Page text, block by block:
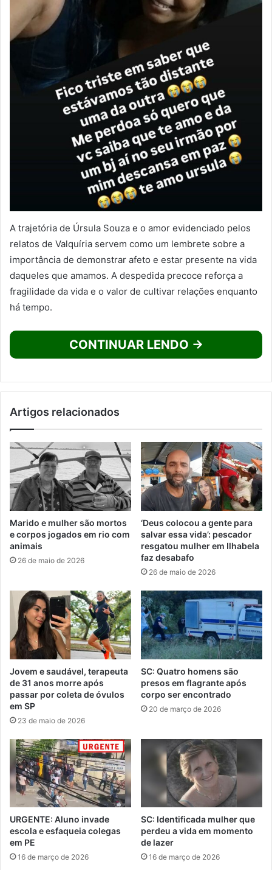
A trajetória de Úrsula Souza e o amor evidenciado pelos
relatos de Valquíria servem como um lembrete sobre a
importância de demonstrar afeto e estar presente na vida
daqueles que amamos. A despedida precoce reforça a
fragilidade da vida e o valor de cultivar relações enquanto
há tempo.
CONTINUAR LENDO →
Artigos relacionados
Marido e mulher são mortos
e corpos jogados em rio com
animais
26 de maio de 2026
‘Deus colocou a gente para
salvar essa vida’: pescador
resgatou mulher em Ilhabela
faz desabafo
26 de maio de 2026
Jovem e saudável, terapeuta
de 31 anos morre após
passar por coleta de óvulos
em SP
23 de maio de 2026
SC: Quatro homens são
presos em flagrante após
corpo ser encontrado
20 de março de 2026
URGENTE: Aluno invade
escola e esfaqueia colegas
em PE
16 de março de 2026
SC: Identificada mulher que
perdeu a vida em momento
de lazer
16 de março de 2026